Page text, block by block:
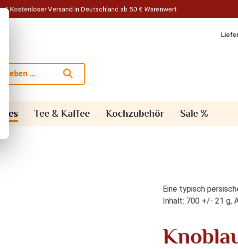
Kostenloser Versand in Deutschland ab 50 € Warenwert
Tee & Kaffee Kochzubehör Sale %
Eine typisch
Inhalt: 700 +/- 21 g,